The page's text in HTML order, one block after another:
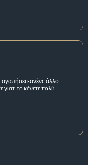
αγαπήσει κανένα άλλο
το κάνετε πολύ